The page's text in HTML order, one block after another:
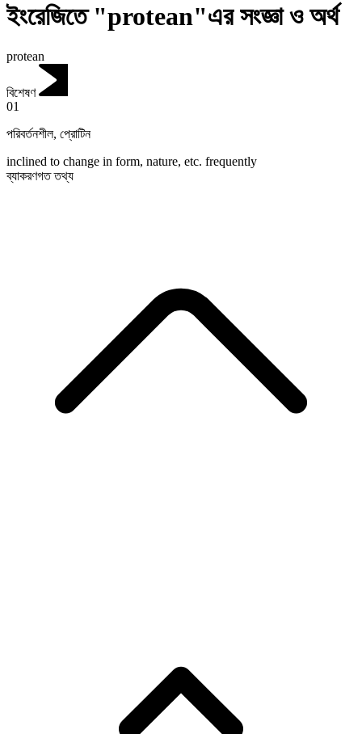
ইংরেজিতে "protean"এর সংজ্ঞা ও অর্থ
protean
বিশেষণ
01
পরিবর্তনশীল, প্রোটিন
inclined to change in form, nature, etc. frequently
ব্যাকরণগত তথ্য